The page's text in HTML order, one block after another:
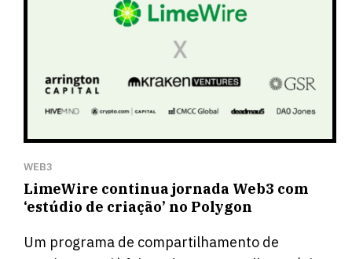
WEB3
LimeWire continua jornada Web3 com
‘estúdio de criação’ no Polygon
Um programa de compartilhamento de